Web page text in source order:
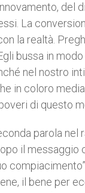
del
La
la realtà.
bussa in
nel nostro
in coloro
di questo
parola
il messaggio
il bene per